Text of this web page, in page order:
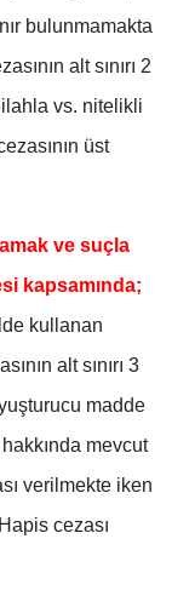
bulunmamakta
alt sınırı 2
vs. nitelikli
üst
ve suçla
kapsamında;
kullanan
alt sınırı 3
madde
mevcut
verilmekte iken
cezası